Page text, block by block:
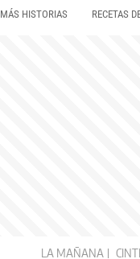
MÁS HISTORIAS RECETAS
LA MAÑANA